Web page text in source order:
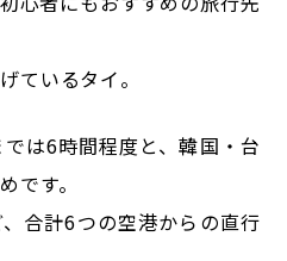
ているタイ。
は6時間程度と、韓国・台
です。
合計6つの空港からの直行